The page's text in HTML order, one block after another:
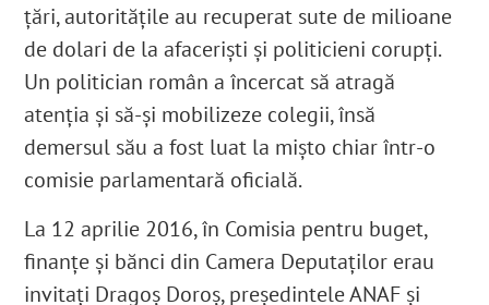
țări, autoritățile au recuperat sute de milioane
de dolari de la afaceriști și politicieni corupți.
Un politician român a încercat să atragă
atenția și să-și mobilizeze colegii, însă
demersul său a fost luat la mișto chiar într-o
comisie parlamentară oficială.
La 12 aprilie 2016, în Comisia pentru buget,
finanțe și bănci din Camera Deputaților erau
invitați Dragoș Doroș, președintele ANAF și